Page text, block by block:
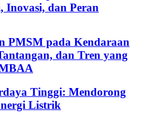
dan Peran
PMSM pada Kendaraan
dan Tren yang
Tinggi: Mendorong
Listrik